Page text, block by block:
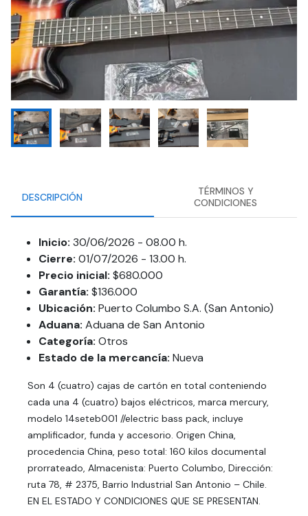
DESCRIPCIÓN
TÉRMINOS Y
CONDICIONES
Inicio: 30/06/2026 - 08.00 h.
Cierre: 01/07/2026 - 13.00 h.
Precio inicial: $680.000
Garantía: $136.000
Ubicación: Puerto Columbo S.A. (San Antonio)
Aduana: Aduana de San Antonio
Categoría: Otros
Estado de la mercancía: Nueva
Son 4 (cuatro) cajas de cartón en total conteniendo
cada una 4 (cuatro) bajos eléctricos, marca mercury,
modelo 14seteb001 //electric bass pack, incluye
amplificador, funda y accesorio. Origen China,
procedencia China, peso total: 160 kilos documental
prorrateado, Almacenista: Puerto Columbo, Dirección:
ruta 78, # 2375, Barrio Industrial San Antonio – Chile.
EN EL ESTADO Y CONDICIONES QUE SE PRESENTAN.